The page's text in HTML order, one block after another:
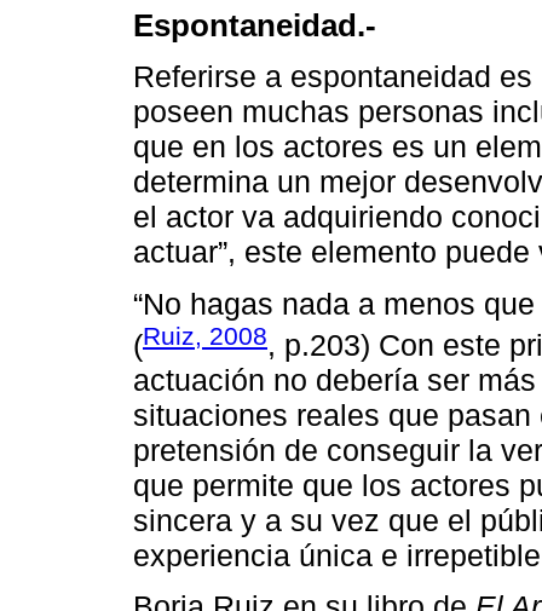
Espontaneidad.-
Referirse a espontaneidad
poseen muchas personas
que en los actores es un
determina un mejor
el actor va adquiriendo
actuar”, este elemento
“No hagas nada a menos
(Ruiz, 2008, p.203) Con este
actuación no debería ser
situaciones reales que
pretensión de conseguir la
que permite que los actores
sincera y a su vez que el
experiencia única e